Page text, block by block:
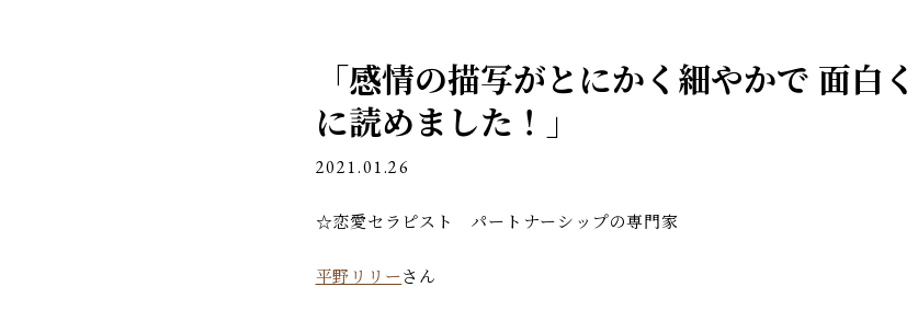
「感情の描写がとにかく細やかで 面白
に読めました！」
2021.01.26
☆恋愛セラピスト パートナーシップの専門家
平野リリーさん